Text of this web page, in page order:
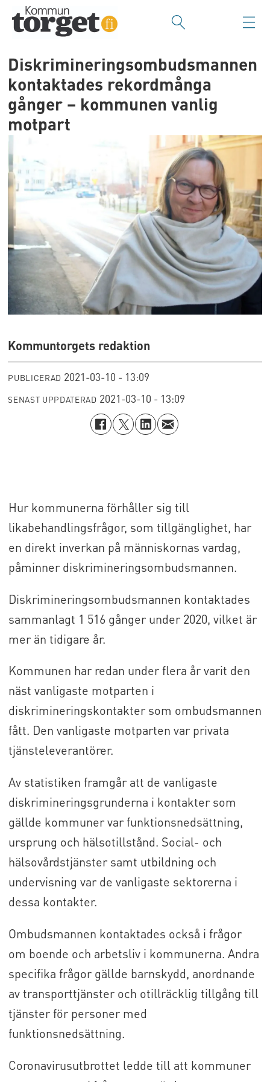
Diskrimineringsombudsmannen
kontaktades rekordmånga
gånger – kommunen vanlig
motpart
Kommuntorgets redaktion
PUBLICERAD 2021-03-10 - 13:09
SENAST UPPDATERAD 2021-03-10 - 13:09
Hur kommunerna förhåller sig till
likabehandlingsfrågor, som tillgänglighet, har
en direkt inverkan på människornas vardag,
påminner diskrimineringsombudsmannen.
Diskrimineringsombudsmannen kontaktades
sammanlagt 1 516 gånger under 2020, vilket är
mer än tidigare år.
Kommunen har redan under flera år varit den
näst vanligaste motparten i
diskrimineringskontakter som ombudsmannen
fått. Den vanligaste motparten var privata
tjänsteleverantörer.
Av statistiken framgår att de vanligaste
diskrimineringsgrunderna i kontakter som
gällde kommuner var funktionsnedsättning,
ursprung och hälsotillstånd. Social- och
hälsovårdstjänster samt utbildning och
undervisning var de vanligaste sektorerna i
dessa kontakter.
Ombudsmannen kontaktades också i frågor
om boende och arbetsliv i kommunerna. Andra
specifika frågor gällde barnskydd, anordnande
av transporttjänster och otillräcklig tillgång till
tjänster för personer med
funktionsnedsättning.
Coronavirusutbrottet ledde till att kommuner